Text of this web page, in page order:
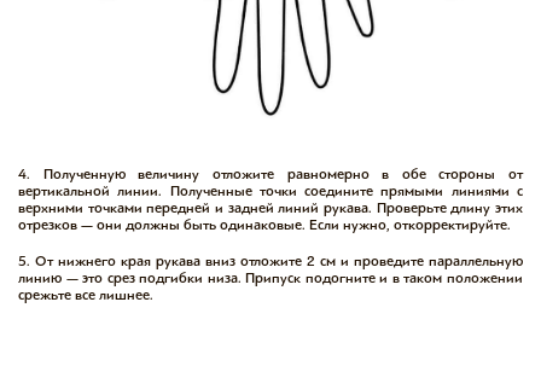
4. Полученную величину отложите равномерно в обе стороны от
вертикальной линии. Полученные точки соедините прямыми линиями с
верхними точками передней и задней линий рукава. Проверьте длину этих
отрезков — они должны быть одинаковые. Если нужно, откорректируйте.
5. От нижнего края рукава вниз отложите 2 см и проведите параллельную
линию — это срез подгибки низа. Припуск подогните и в таком положении
срежьте все лишнее.